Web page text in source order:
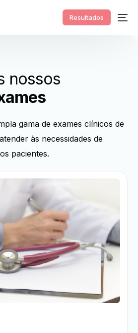
Resultados
nossos
gama de exames clínicos de
às necessidades de
pacientes.